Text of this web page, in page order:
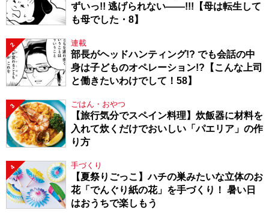
ずいっ!! 逃げられない――!!!【母は転生して
も母でした・8】
2 連載
部長がヘッドハンティング!? でも会話の中
身は子どものオペレーション!?【こんな上司
と働きたいわけでして！58】
3 ごはん・おやつ
【旅行気分でスペイン料理】炊飯器に材料を
入れて炊くだけでおいしい「パエリア」の作
り方
4 手づくり
【夏祭りごっこ】ハチの巣みたいな立体のお
花「でんぐり紙の花」を手づくり！ 暑い日
はおうちで楽しもう